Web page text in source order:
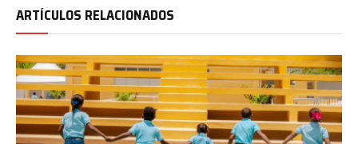
ARTÍCULOS RELACIONADOS